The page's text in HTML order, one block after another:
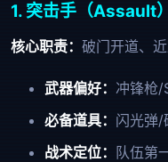
1. 突击手（Assault）
核心职责： 破门开道、
武器偏好： 冲锋枪/
必备道具： 闪光弹/
战术定位： 队伍第